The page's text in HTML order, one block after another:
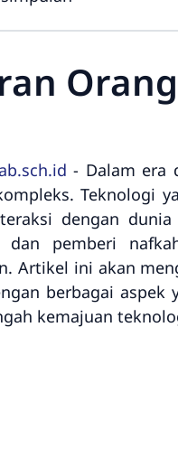
- Dalam era
Teknologi
dengan
dan pemberi
Artikel ini akan
berbagai aspek
kemajuan